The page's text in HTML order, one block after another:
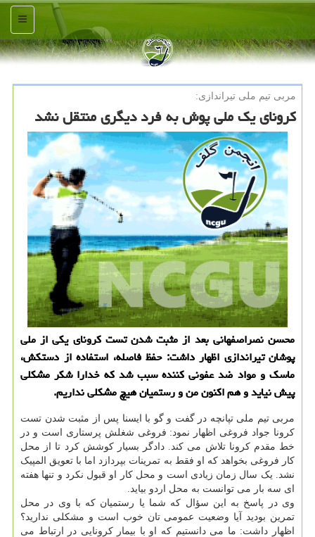
منو
مربی تیم ملی تیراندازی:
كرونای یك ملی پوش به فرد دیگری منتقل نشد
محسن نصراصفهانی بعد از مثبت شدن تست كرونای یكی از ملی
پوشان تیراندازی اظهار داشت: حفظ فاصله، استفاده از دستكش،
ماسك و مواد ضد عفونی كننده سبب شد كه خدارا شكر مشكلی
پیش نیاید و هم اكنون من و رستمیان هیچ مشكلی نداریم.
مربی تیم ملی تپانچه در گفت و گو با ایسنا پس از مثبت شدن تست
کرونا جواد فروغی اظهار نمود: فروغی شغلش پرستاری است و در
خط مقدم کرونا تلاش می کند. دادگر بسیار کوشش کرد تا از محل
کار فروغی بخواهد که او فقط به تمرینات بپردازد اما با تعویق المپیک
نشد. یک سال زمان زیادی است و محل کار او قبول نکرد و تنها هفته
ای سه بار می توانست به محل اردو بیاید.
وی در پاسخ به این سؤال که شما یا رستمیان که با وی در محل
تمرین بودید آیا وضعیت عمومی تان خوب است و مشکلی ندارید؟
اظهار داشت: ما می دانستیم که او با بیمار کرونایی در ارتباط می